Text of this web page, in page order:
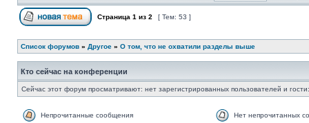
Страница 1 из 2 [ Тем: 53 ]
Список форумов » Другое » О том, что не охватили разделы выше
Кто сейчас на конференции
Сейчас этот форум просматривают: нет зарегистрированных пользователей и
Непрочитанные сообщения Нет непрочитанных